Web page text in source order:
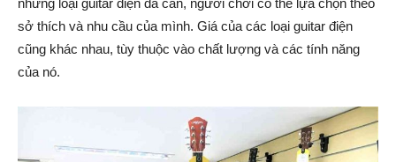
những loại guitar điện đa cần, người chơi có thể lựa chọn theo
sở thích và nhu cầu của mình. Giá của các loại guitar điện
cũng khác nhau, tùy thuộc vào chất lượng và các tính năng
của nó.